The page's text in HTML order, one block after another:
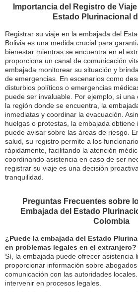
Importancia del Registro de
Estado Plurinacional
Registrar su viaje en la embajada del
Bolivia es una medida crucial para
bienestar mientras se encuentra en el
proporciona un canal de comunicación
embajada monitorear su situación y
de emergencias. En escenarios como
disturbios políticos o emergencias
puede ser invaluable. Por ejemplo, si
la región donde se encuentra, la
inmediatas y coordinar la evacuación.
huelgas o protestas, la embajada
puede avisar sobre las áreas de riesgo.
salud, su registro permite a los
rápidamente, facilitando la atención
coordinando asistencia en caso de ser
registrar su viaje es una decisión
tranquilidad.
Preguntas Frecuentes sobre
Embajada del Estado
Colombia
¿Puede la embajada del Estado
en problemas legales en el extranjero?
Sí, la embajada puede ofrecer asistencia
proporcionar información sobre
comunicación con las autoridades
intervenir en procesos legales.